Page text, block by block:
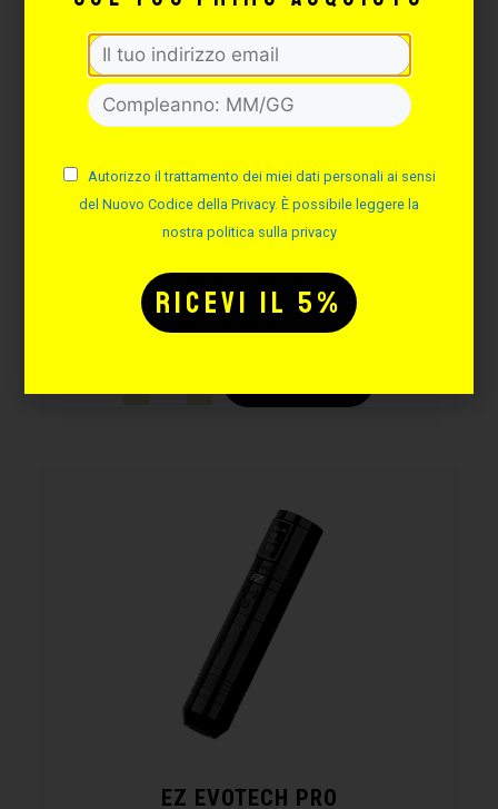
– BLACK
Cod. EZP3-BK
280,59 €
EZ EVOTECH PRO
Autorizzo il trattamento dei miei dati personali ai sensi
del Nuovo Codice della Privacy. È possibile leggere la
nostra politica sulla privacy